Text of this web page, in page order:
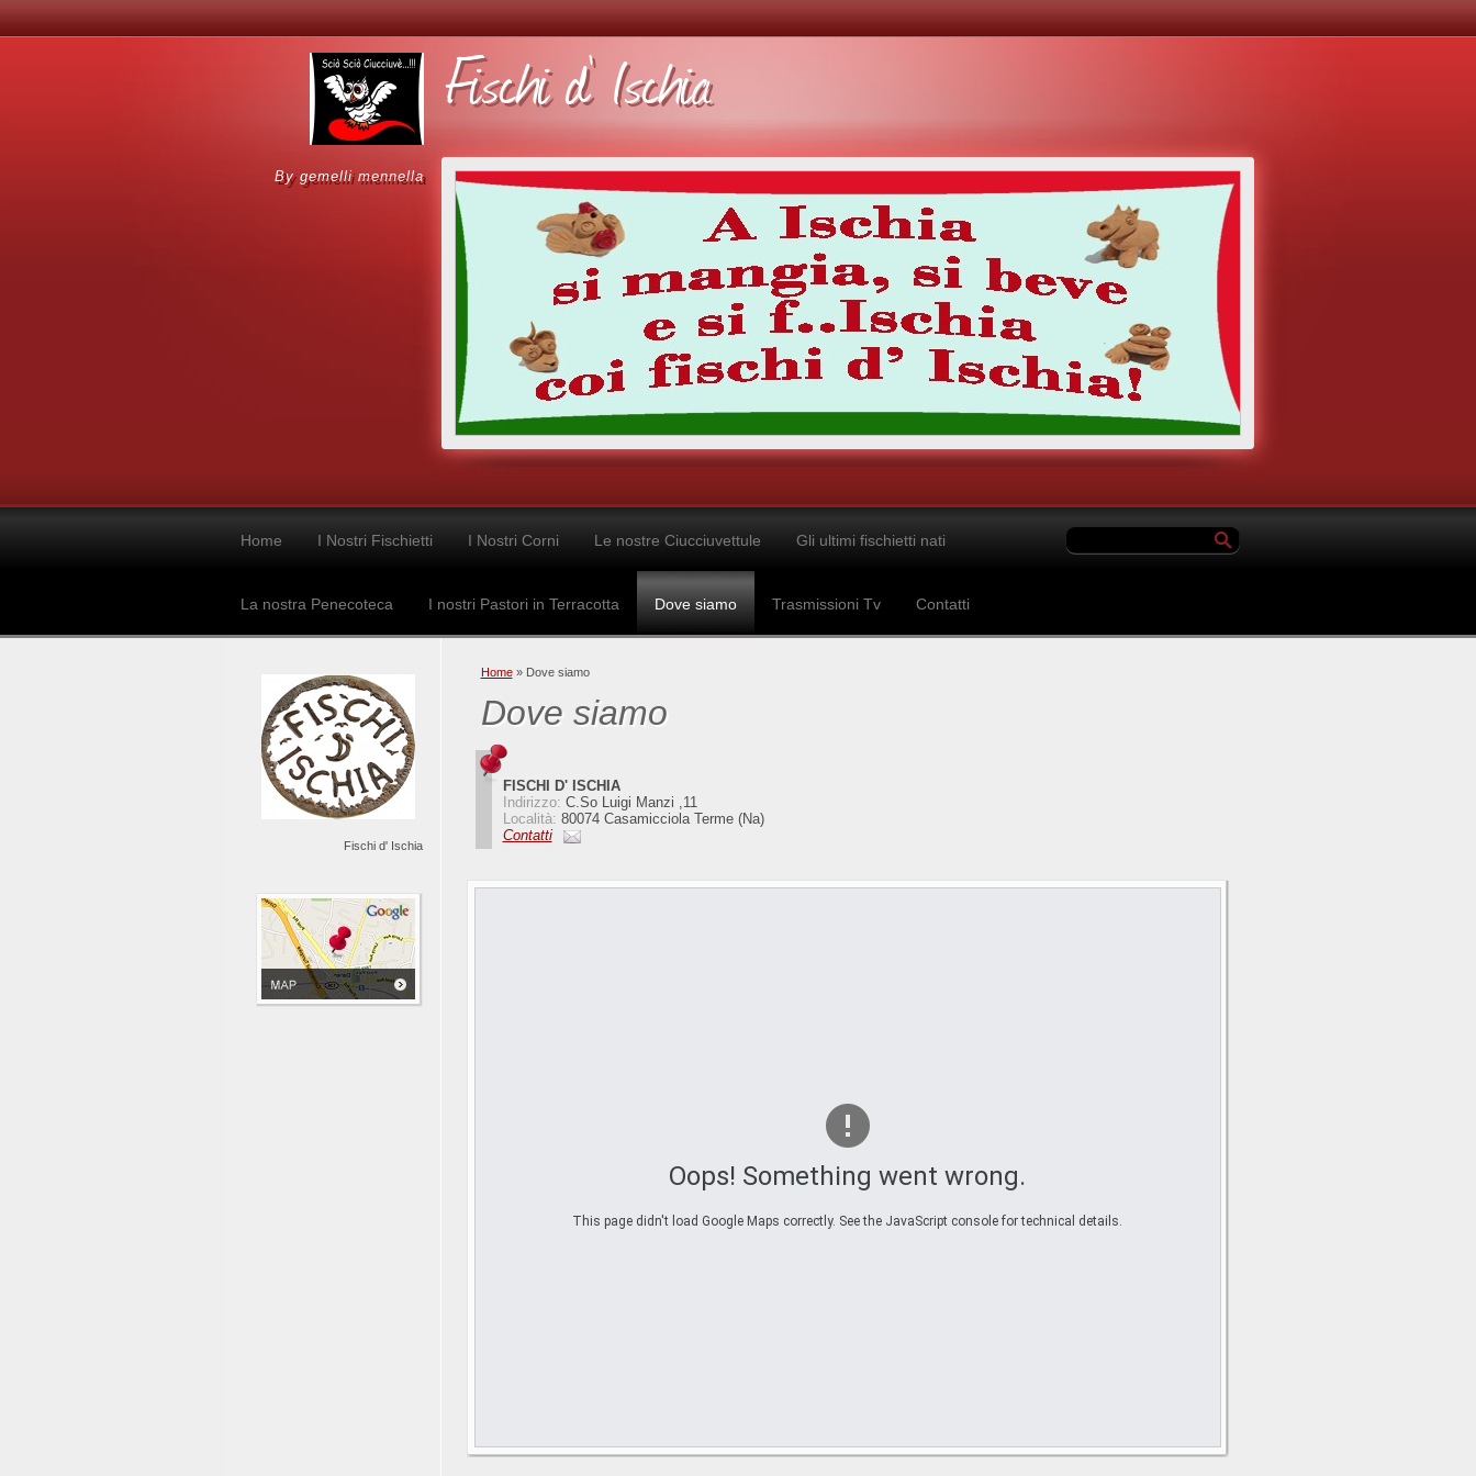
Home I Nostri Fischietti I Nostri Corni Le nostre Ciucciuvettule Gli ultimi fischietti nati
La nostra Penecoteca I nostri Pastori in Terracotta Dove siamo Trasmissioni Tv Contatti
Fischi d' Ischia
by gemelli mennella
Home» Dove siamo
Dove siamo
FISCHI D' ISCHIA
Indirizzo: C.so Luigi Manzi ,11
Località: 80074 Casamicciola Terme (Na)
Contatti
Oops! Something went wrong.
This page didn't load Google Maps correctly. See the JavaScript console for technical details.
Fischi d' Ischia